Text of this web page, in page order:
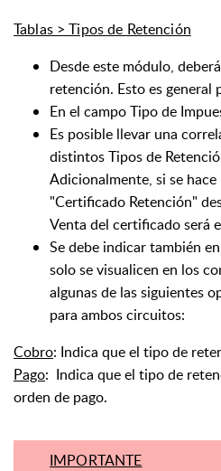
Tablas > Tipos de Retención
Desde este módulo,
retención. Esto es general
En el campo Tipo de
Es posible llevar una
distintos Tipos de
Adicionalmente, si se
"Certificado Retención"
Venta del certificado será
Se debe indicar también
solo se visualicen en los
algunas de las siguientes
para ambos circuitos:
Cobro: Indica que el tipo de
Pago: Indica que el tipo de
orden de pago.
IMPORTANTE